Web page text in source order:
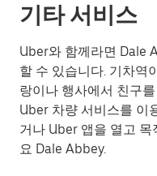
기타 서비스
Uber와 함께라면 Dale
할 수 있습니다. 기차역
랑이나 행사에서 친구
Uber 차량 서비스를 이
거나 Uber 앱을 열고
요 Dale Abbey.